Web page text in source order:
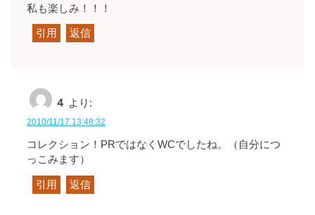
私も楽しみ！！！
引用 返信
４ より:
2010/11/17 13:48:32
コレクション！PRではなくWCでしたね。（自分につ
っこみます）
引用 返信